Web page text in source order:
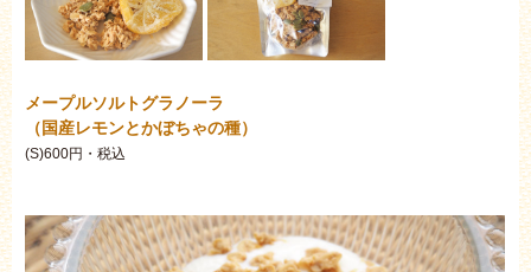
メープルソルトグラノーラ
（国産レモンとかぼちゃの種）
(S)600円・ 税込